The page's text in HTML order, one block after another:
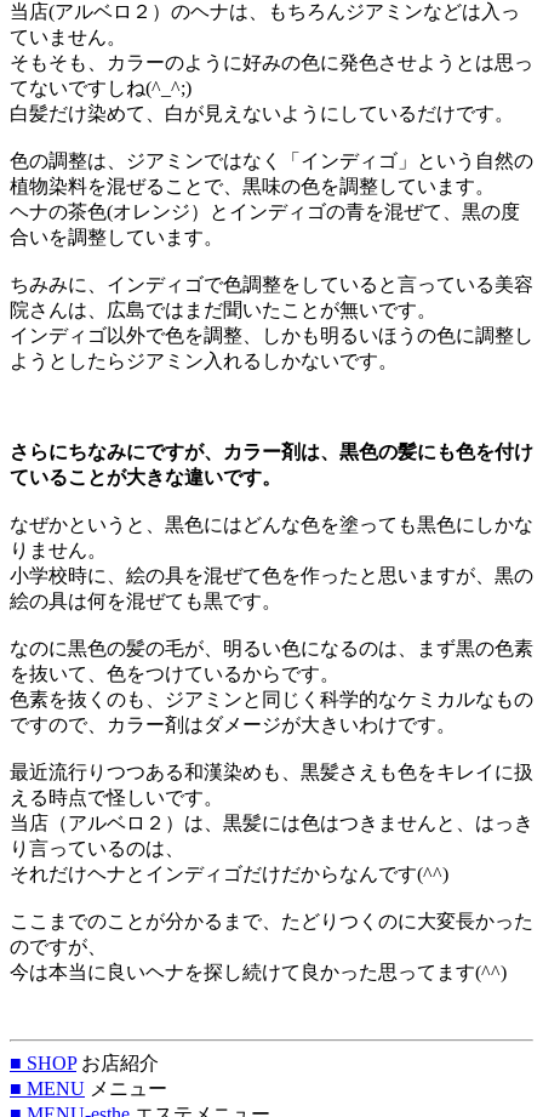
当店(アルベロ２）のヘナは、もちろんジアミンなどは入っ
ていません。
そもそも、カラーのように好みの色に発色させようとは思っ
てないですしね(^_^;)
白髪だけ染めて、白が見えないようにしているだけです。
色の調整は、ジアミンではなく「インディゴ」という自然の
植物染料を混ぜることで、黒味の色を調整しています。
ヘナの茶色(オレンジ）とインディゴの青を混ぜて、黒の度
合いを調整しています。
ちみみに、インディゴで色調整をしていると言っている美容
院さんは、広島ではまだ聞いたことが無いです。
インディゴ以外で色を調整、しかも明るいほうの色に調整し
ようとしたらジアミン入れるしかないです。
さらにちなみにですが、カラー剤は、黒色の髪にも色を付け
ていることが大きな違いです。
なぜかというと、黒色にはどんな色を塗っても黒色にしかな
りません。
小学校時に、絵の具を混ぜて色を作ったと思いますが、黒の
絵の具は何を混ぜても黒です。
なのに黒色の髪の毛が、明るい色になるのは、まず黒の色素
を抜いて、色をつけているからです。
色素を抜くのも、ジアミンと同じく科学的なケミカルなもの
ですので、カラー剤はダメージが大きいわけです。
最近流行りつつある和漢染めも、黒髪さえも色をキレイに扱
える時点で怪しいです。
当店（アルベロ２）は、黒髪には色はつきませんと、はっき
り言っているのは、
それだけヘナとインディゴだけだからなんです(^^)
ここまでのことが分かるまで、たどりつくのに大変長かった
のですが、
今は本当に良いヘナを探し続けて良かった思ってます(^^)
■ SHOPお店紹介
■ MENU メニュー